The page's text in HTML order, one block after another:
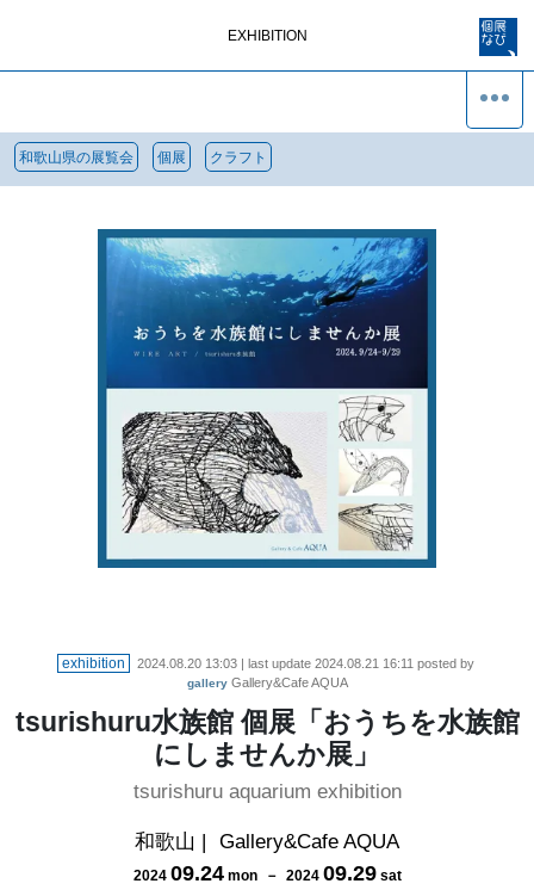
EXHIBITION
和歌山県の展覧会 個展 クラフト
exhibition 2024.08.20 13:03| last update 2024.08.21 16:11 posted by
gallery Gallery&Cafe AQUA
tsurishuru水族館 個展「おうちを水族館
にしませんか展」
tsurishuru aquarium exhibition
和歌山 | Gallery&Cafe AQUA
2024 09.24 mon－ 2024 09.29 sat